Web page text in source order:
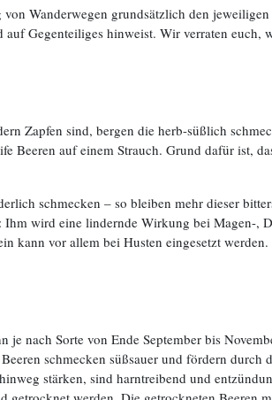
Wanderwegen grundsätzlich den
Gegenteiliges hinweist. Wir verraten euch,
Zapfen sind, bergen die herb-süßlich
Beeren auf einem Strauch. Grund dafür ist,
schmecken – so bleiben mehr dieser
wird eine lindernde Wirkung bei Magen-,
kann vor allem bei Husten eingesetzt
nach Sorte von Ende September bis
schmecken süßsauer und fördern durch
stärken, sind harntreibend und